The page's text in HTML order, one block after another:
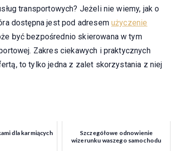
transportowych? Jeżeli nie wiemy, jak o
dostępna jest pod adresemużyczenie
być bezpośrednio skierowana w tym
Zakres ciekawych i praktycznych
to tylko jedna z zalet skorzystania z niej
dla karmiących
Szczegółowe odnowienie
wizerunku waszego samochodu